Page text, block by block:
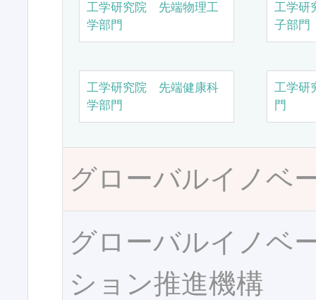
工学研究院 先端物理工
学部門
工学研
子部門
工学研究院 先端健康科
学部門
工学研
門
グローバルイノベ
グローバルイノベ
ション推進機構